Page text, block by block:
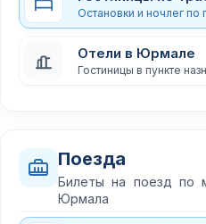
Остановки и ночлег по
Отели в Юрмале
Гостиницы в пункте
Поезда
Билеты на поезд по
Юрмала